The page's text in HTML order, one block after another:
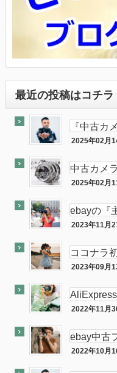
最近の投稿はコチラ
『中古カ
最終奥義
2025年02月
中古カメ
終奥義教
2025年02月
ebayの『
れ筋』が
2023年11月
ココナラ
古フィル
2023年09月
使って買
2022年11月
ebay中古
意外と「
2022年10月